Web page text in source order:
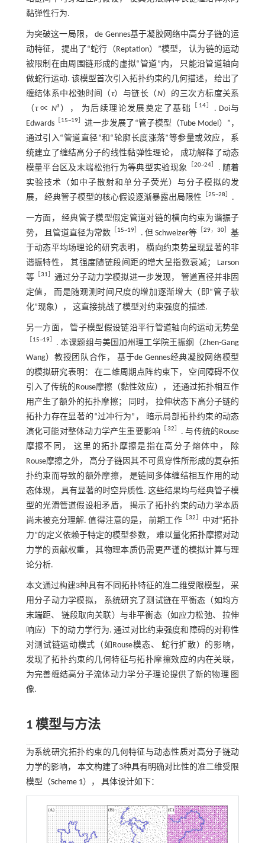
黏弹性行为.
为突破这一局限， de Gennes基于凝胶网络中高分子链的运
动特征， 提出了“蛇行（Reptation）”模型， 认为链的运动
被限制在由周围链形成的虚拟“管道”内， 只能沿管道轴向
做蛇行运动. 该模型首次引入拓扑约束的几何描述， 给出了
缠结体系中松弛时间（τ）与链长（N）的三次方标度关系
（τ∝ N³）， 为后续理论发展奠定了基础 ［ 14］
. Doi与
Edwards［15~19］ 进一步发展了“管子模型（Tube Model）”，
通过引入“管道直径”和“轮廓长度涨落”等参量或效应， 系
统建立了缠结高分子的线性黏弹性理论， 成功解释了动态
模量平台区及末端松弛行为等典型实验现象
［20~24］
. 随着
实验技术（如中子散射和单分子荧光）与分子模拟的发
展， 经典管子模型的核心假设逐渐暴露出局限性 ［25~28］ .
一方面， 经典管子模型假定管道对链的横向约束为谐振子
势， 且管道直径为常数［15~19］ . 但 Schweizer等 ［29，30］ 基
于动态平均场理论的研究表明， 横向约束势呈现显著的非
谐振特性， 其强度随链段间距的增大呈指数衰减； Larson
等［31］ 通过分子动力学模拟进一步发现， 管道直径并非固
定值， 而是随观测时间尺度的增加逐渐增大（即“管子软
化”现象）， 这直接挑战了模型对约束强度的描述.
另一方面， 管子模型假设链沿平行管道轴向的运动无势垒
［15~19］ . 本课题组与美国加州理工学院王振纲（Zhen-Gang
Wang）教授团队合作， 基于de Gennes经典凝胶网络模型
的模拟研究表明： 在二维周期点阵约束下， 空间障碍不仅
引入了传统的Rouse摩擦（黏性效应）， 还通过拓扑相互作
用产生了额外的拓扑摩擦； 同时， 拉伸状态下高分子链的
拓扑力存在显著的“过冲行为”， 暗示局部拓扑约束的动态
演化可能对整体动力学产生重要影响
［32］ . 与传统的Rouse
摩擦不同， 这里的拓扑摩擦是指在高分子熔体中， 除
Rouse摩擦之外， 高分子链因其不可贯穿性所形成的复杂拓
扑约束而导致的额外摩擦， 是链间多体缠结相互作用的动
态体现， 具有显著的时空异质性. 这些结果均与经典管子模
型的光滑管道假设相矛盾， 揭示了拓扑约束的动力学本质
尚未被充分理解. 值得注意的是， 前期工作［32］ 中对“拓扑
力”的定义依赖于特定的模型参数， 难以量化拓扑摩擦对动
力学的贡献权重， 其物理本质仍需更严谨的模拟计算与理
论分析.
本文通过构建3种具有不同拓扑特征的准二维受限模型， 采
用分子动力学模拟， 系统研究了测试链在平衡态（如均方
末端距、 链段取向关联）与非平衡态（如应力松弛、 拉伸
响应）下的动力学行为. 通过对比约束强度和障碍的对称性
对测试链运动模式（如Rouse模态、 蛇行扩散）的影响，
发现了拓扑约束的几何特征与拓扑摩擦效应的内在关联，
为完善缠结高分子流体动力学分子理论提供了新的物理 图
像.
1 模型与方法
为系统研究拓扑约束的几何特征与动态性质对高分子链动
力学的影响， 本文构建了3种具有明确对比性的准二维受限
模型（Scheme 1）， 具体设计如下：